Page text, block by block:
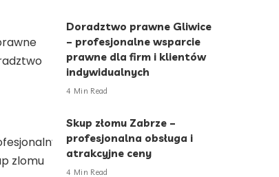
Doradztwo prawne Gliwice
– profesjonalne wsparcie
prawne dla firm i klientów
indywidualnych
4 Min Read
Skup złomu Zabrze –
profesjonalna obsługa i
atrakcyjne ceny
4 Min Read